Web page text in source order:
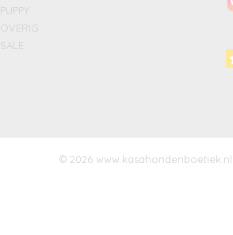
PUPPY
OVERIG
SALE
© 2026